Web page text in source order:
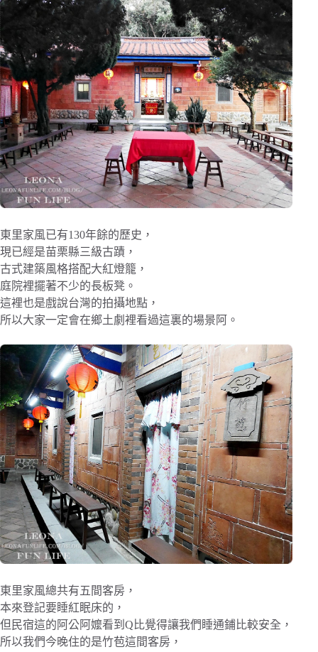
東里家風已有130年餘的歷史，
現已經是苗栗縣三級古蹟，
古式建築風格搭配大紅燈籠，
庭院裡擺著不少的長板凳。
這裡也是戲說台灣的拍攝地點，
所以大家一定會在鄉土劇裡看過這裏的場景阿。
東里家風總共有五間客房，
本來登記要睡紅眠床的，
但民宿這的阿公阿嬤看到Q比覺得讓我們睡通鋪比較安全，
所以我們今晚住的是竹苞這間客房，